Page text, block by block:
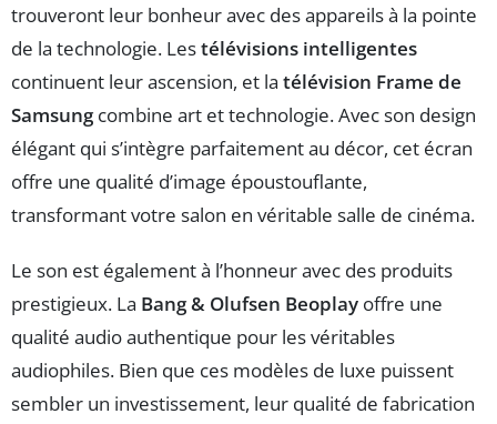
trouveront leur bonheur avec des appareils à la pointe
de la technologie. Lestélévisions intelligentes
continuent leur ascension, et la télévision Frame de
Samsungcombine art et technologie. Avec son design
élégant qui s’intègre parfaitement au décor, cet écran
offre une qualité d’image époustouflante,
transformant votre salon en véritable salle de cinéma.
Le son est également à l’honneur avec des produits
prestigieux. La Bang & Olufsen Beoplay offre une
qualité audio authentique pour les véritables
audiophiles. Bien que ces modèles de luxe puissent
sembler un investissement, leur qualité de fabrication